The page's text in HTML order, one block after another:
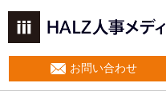
お問い合わせ